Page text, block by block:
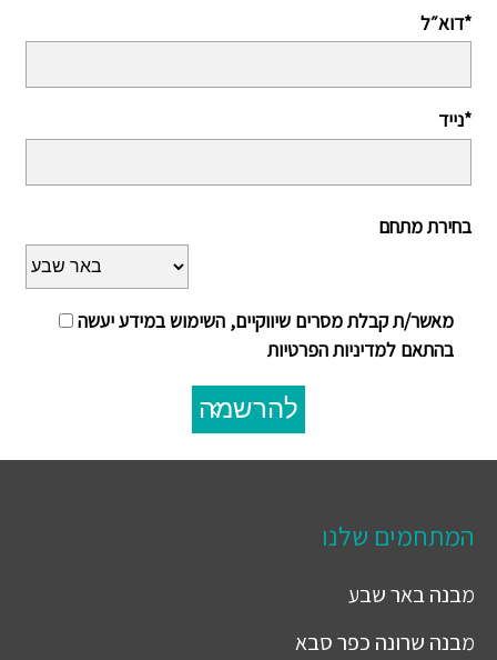
דוא״ל*
נייד*
בחירת מתחם
מאשר/ת קבלת מסרים שיווקיים, השימוש במידע יעשה
בהתאם למדיניות הפרטיות
להרשמה
המתחמים שלנו
מבנהבאר שבע
מבנה שרונה כפר סבא